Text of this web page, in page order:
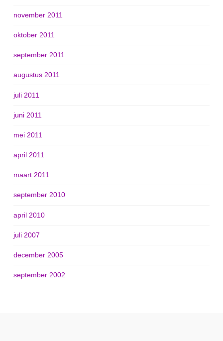
november 2011
oktober 2011
september 2011
augustus 2011
juli 2011
juni 2011
mei 2011
april 2011
maart 2011
september 2010
april 2010
juli 2007
december 2005
september 2002